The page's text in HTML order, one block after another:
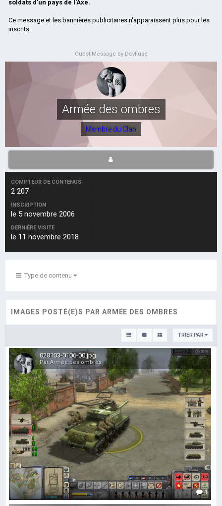
soldats d'un pays de l'Axe.
Ce message et les bannières publicitaires n'apparaissent plus pour les
inscrits.
Guest Message by DevFuse
Armée des ombres
Membre du Clan
COMPTEUR DE CONTENUS
2 207
INSCRIPTION
le 5 novembre 2006
DERNIÈRE VISITE
le 11 novembre 2018
Type de contenu
IMAGES POSTÉ(E)S PAR ARMÉE DES OMBRES
TRIER PAR
020103-0106-00.jpg
Par Armée des ombres
1